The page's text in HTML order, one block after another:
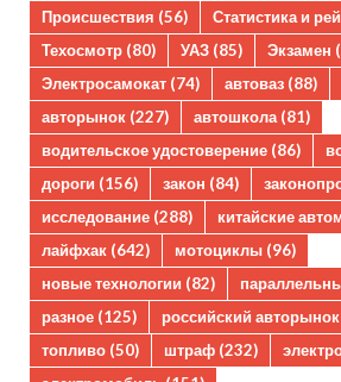
Происшествия (56) Статистика и
Техосмотр (80) УАЗ (85) Экзамен
Электросамокат (74) автоваз (88)
авторынок (227) автошкола(81)
водительское удостоверение (86)
дороги (156) закон (84)
исследование (288) китайские
лайфхак (642) мотоциклы (96)
новые технологии (82)
разное (125) российский авторынок
топливо (50) штраф (232)